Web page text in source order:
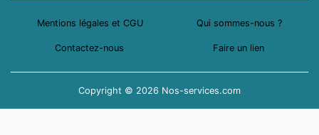
Mentions légales et CGU Qui sommes-nous ?
Contactez-nous Faire un lien
Copyright © 2026 Nos-services.com